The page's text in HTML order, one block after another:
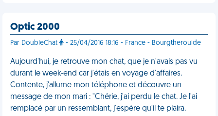
Optic 2000
Par DoubleChat - 25/04/2016 18:16 - France - Bourgtheroulde
Aujourd'hui, je retrouve mon chat, que je n'avais pas vu
durant le week-end car j'étais en voyage d'affaires.
Contente, j'allume mon téléphone et découvre un
message de mon mari : "Chérie, j'ai perdu le chat. Je l'ai
remplacé par un ressemblant, j'espère qu'il te plaira.